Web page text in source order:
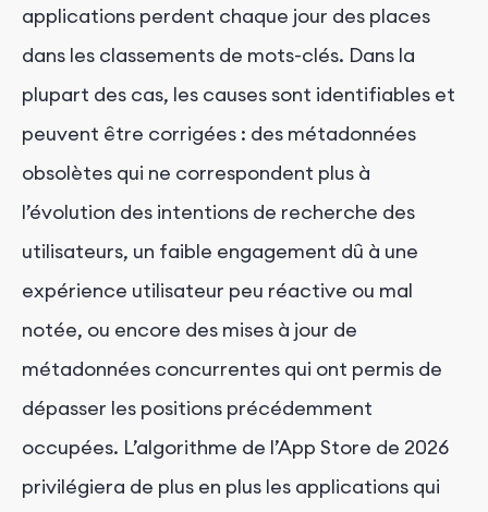
applications perdent chaque jour des places
dans les classements de mots-clés. Dans la
plupart des cas, les causes sont identifiables et
peuvent être corrigées : des métadonnées
obsolètes qui ne correspondent plus à
l’évolution des intentions de recherche des
utilisateurs, un faible engagement dû à une
expérience utilisateur peu réactive ou mal
notée, ou encore des mises à jour de
métadonnées concurrentes qui ont permis de
dépasser les positions précédemment
occupées. L’algorithme de l’App Store de 2026
privilégiera de plus en plus les applications qui